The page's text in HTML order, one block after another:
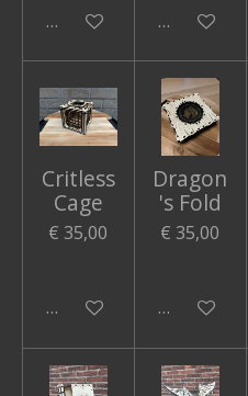
Houd mij op de hoogte
In
Critless
Cage
€ 35,00
In winkelwagen
Dragon
's Fold
€ 35,00
In